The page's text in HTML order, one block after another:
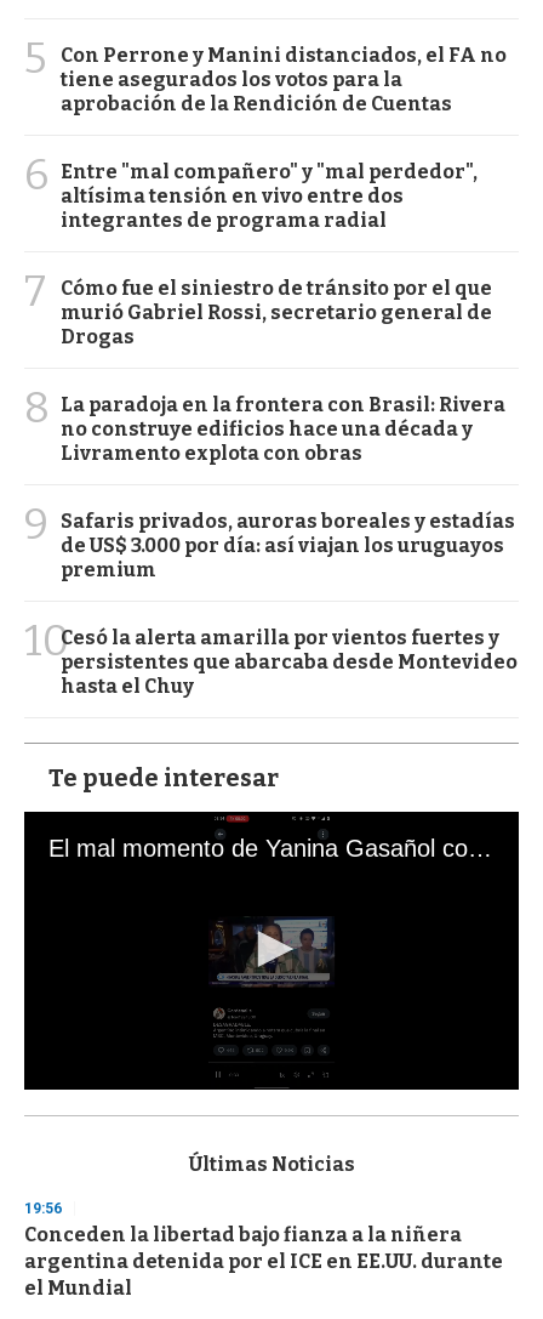
5
Con Perrone y Manini distanciados, el FA no
tiene asegurados los votos para la
aprobación de la Rendición de Cuentas
6
Entre "mal compañero" y "mal perdedor",
altísima tensión en vivo entre dos
integrantes de programa radial
7
Cómo fue el siniestro de tránsito por el que
murió Gabriel Rossi, secretario general de
Drogas
8
La paradoja en la frontera con Brasil: Rivera
no construye edificios hace una década y
Livramento explota con obras
9
Safaris privados, auroras boreales y estadías
de US$ 3.000 por día: así viajan los uruguayos
premium
10Cesó la alerta amarilla por vientos fuertes y
persistentes que abarcaba desde Montevideo
hasta el Chuy
Te puede interesar
El mal momento de Yanina Gasañol con un hincha argentino en "Subrayado"
s
d
s
o
f
3
Últimas Noticias
19:56
Conceden la libertad bajo fianza a la niñera
argentina detenida por el ICE en EE.UU. durante
el Mundial